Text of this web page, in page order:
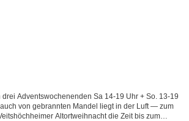
Adventswochenenden Sa 14-19 Uhr + So. 13-19
von gebrannten Mandel liegt in der Luft — zum
Altortweihnacht die Zeit bis zum